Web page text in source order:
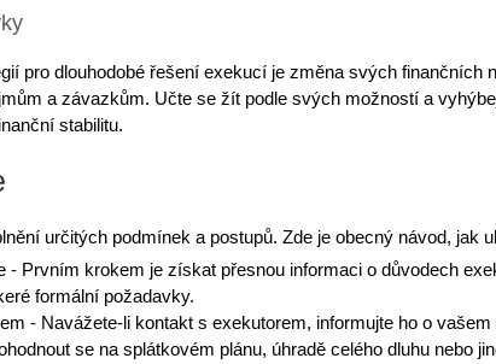
pro dlouhodobé řešení exekucí je změna svých finančních
a závazkům. Učte se žít podle svých možností a
stabilitu.
určitých podmínek a postupů. Zde je obecný návod, jak
- Prvním krokem je získat přesnou informaci o důvodech
formální požadavky.
- Navážete-li kontakt s exekutorem, informujte ho o
se na splátkovém plánu, úhradě celého dluhu nebo